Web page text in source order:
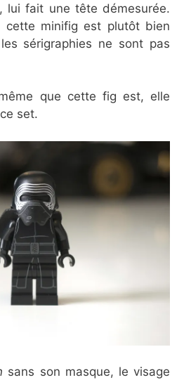
lui fait une tête démesurée.
cette minifig est plutôt bien
sérigraphies ne sont pas
que cette fig est, elle
set.
sans son masque, le visage